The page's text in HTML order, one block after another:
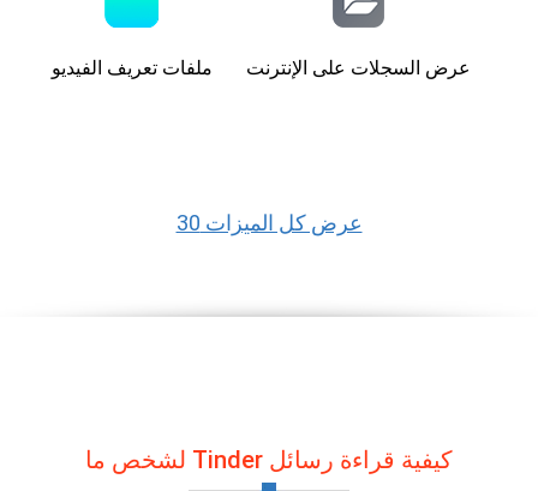
ملفات تعريف الفيديو عرض السجلات على الإنترنت
عرض كل الميزات 30
كيفية قراءة رسائل Tinder لشخص ما